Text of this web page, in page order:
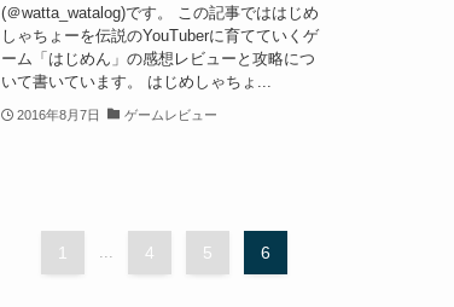
(＠watta_watalog)です。 この記事でははじめ
しゃちょーを伝説のYouTuberに育てていくゲ
ーム「はじめん」の感想レビューと攻略につ
いて書いています。 はじめしゃちょ...
2016年8月7日 ゲームレビュー
1 4 5 6